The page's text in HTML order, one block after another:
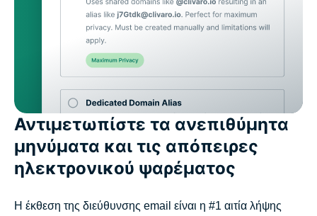
Αντιμετωπίστε τα ανεπιθύμητα
μηνύματα και τις απόπειρες
ηλεκτρονικού ψαρέματος
Η έκθεση της διεύθυνσης email είναι η #1 αιτία λήψης